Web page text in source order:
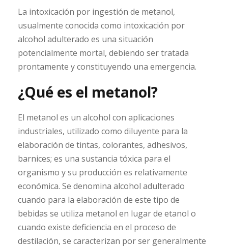
La intoxicación por ingestión de metanol,
usualmente conocida como intoxicación por
alcohol adulterado es una situación
potencialmente mortal, debiendo ser tratada
prontamente y constituyendo una emergencia.
¿Qué es el metanol?
El metanol es un alcohol con aplicaciones
industriales, utilizado como diluyente para la
elaboración de tintas, colorantes, adhesivos,
barnices; es una sustancia tóxica para el
organismo y su producción es relativamente
económica. Se denomina alcohol adulterado
cuando para la elaboración de este tipo de
bebidas se utiliza metanol en lugar de etanol o
cuando existe deficiencia en el proceso de
destilación, se caracterizan por ser generalmente